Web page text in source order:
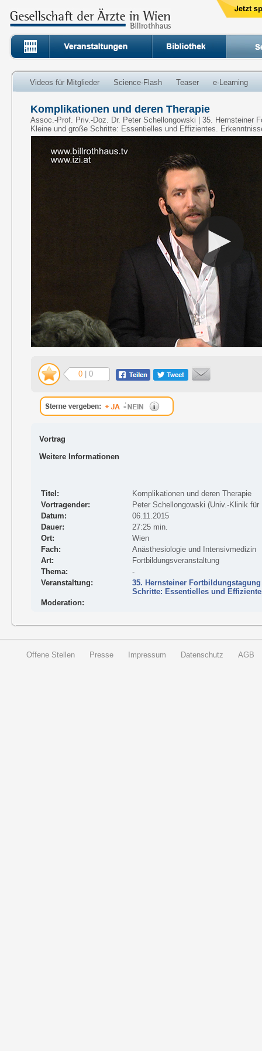
Videos für Mitglieder Science-Flash Teaser e-Learning
Komplikationen und deren Therapie
Assoc.-Prof. Priv.-Doz. Dr. Peter Schellongowski | 35. Hernsteiner
Kleine und große Schritte: Essentielles und Effizientes.
0 | 0
Vortrag
Weitere Informationen
Titel:
Komplikationen und deren Therapie
Vortragender:
Peter Schellongowski (Univ.-Klinik
Datum:
06.11.2015
Dauer:
27:25 min.
Ort:
Wien
Fach:
Anästhesiologie und Intensivmedizin
Art:
Fortbildungsveranstaltung
Thema:
-
Veranstaltung:
35. Hernsteiner
Schritte: Essentielles und
Moderation:
Offene Stellen Presse Impressum Datenschutz AGB